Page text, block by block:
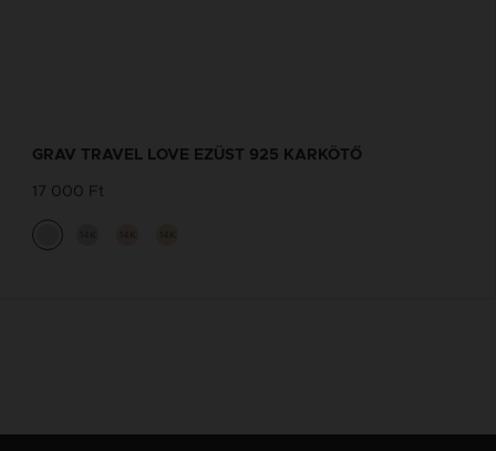
GRAV TRAVEL LOVE EZÜST 925 KARKÖTŐ
17 000 Ft